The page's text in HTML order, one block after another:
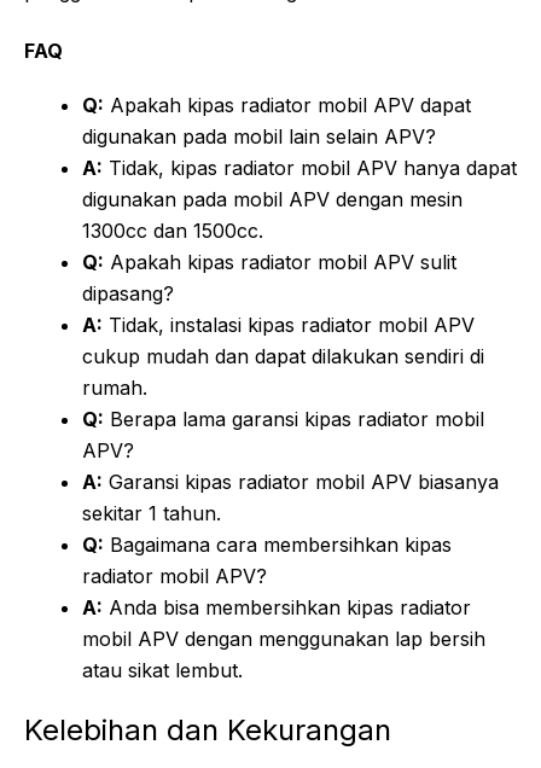
FAQ
Q: Apakah kipas radiator mobil APV dapat
digunakan pada mobil lain selain APV?
A: Tidak, kipas radiator mobil APV hanya dapat
digunakan pada mobil APV dengan mesin
1300cc dan 1500cc.
Q: Apakah kipas radiator mobil APV sulit
dipasang?
A: Tidak, instalasi kipas radiator mobil APV
cukup mudah dan dapat dilakukan sendiri di
rumah.
Q: Berapa lama garansi kipas radiator mobil
APV?
A: Garansi kipas radiator mobil APV biasanya
sekitar 1 tahun.
Q: Bagaimana cara membersihkan kipas
radiator mobil APV?
A: Anda bisa membersihkan kipas radiator
mobil APV dengan menggunakan lap bersih
atau sikat lembut.
Kelebihan dan Kekurangan